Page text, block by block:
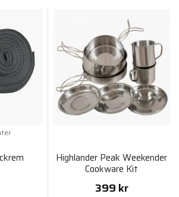
Highlander Peak Weekender
Cookware Kit
399 kr